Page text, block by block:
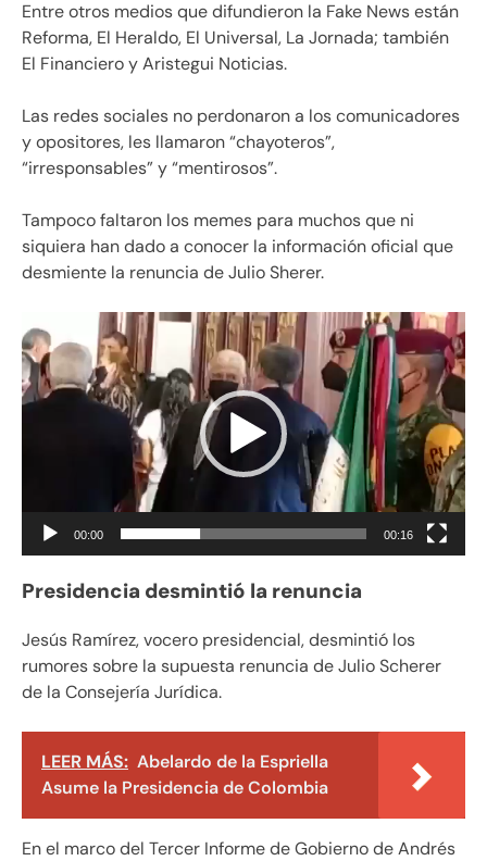
Entre otros medios que difundieron la Fake News están
Reforma, El Heraldo, El Universal, La Jornada; también
El Financiero y Aristegui Noticias.
Las redes sociales no perdonaron a los comunicadores
y opositores, les llamaron “chayoteros”,
“irresponsables” y “mentirosos”.
Tampoco faltaron los memes para muchos que ni
siquiera han dado a conocer la información oficial que
desmiente la renuncia de Julio Sherer.
Reproductor
de
vídeo
00:00 00:16
Presidencia desmintió la renuncia
Jesús Ramírez, vocero presidencial, desmintió los
rumores sobre la supuesta renuncia de Julio Scherer
de la Consejería Jurídica.
LEER MÁS: Abelardo de la Espriella
Asume la Presidencia de Colombia
En el marco del Tercer Informe de Gobierno de Andrés